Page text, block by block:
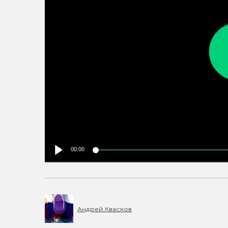
00:00
Андрей Квасков